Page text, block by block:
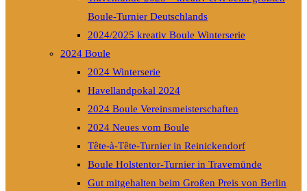
Boule-Turnier Deutschlands
2024/2025 kreativ Boule Winterserie
2024 Boule
2024 Winterserie
Havellandpokal 2024
2024 Boule Vereinsmeisterschaften
2024 Neues vom Boule
Tête-à-Tête-Turnier in Reinickendorf
Boule Holstentor-Turnier in Travemünde
Gut mitgehalten beim Großen Preis von Berlin